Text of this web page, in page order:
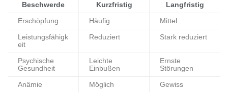
Beschwerde Kurzfristig Langfristig
Erschöpfung Häufig Mittel
Leistungsfähigk
eit
Reduziert Stark reduziert
Psychische
Gesundheit
Leichte
Einbußen
Ernste
Störungen
Anämie Möglich Gewiss